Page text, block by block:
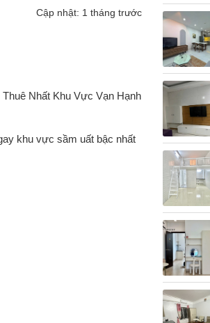
Cập nhật: 1 tháng trước
Nhất Khu Vực Vạn Hạnh
khu vực sầm uất bậc nhất